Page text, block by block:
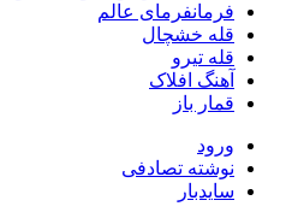
فرمانفرمای عالم
قله خشچال
قله تیرو
آهنگ افلاک
قمار باز
ورود
نوشته تصادفی
سایدبار